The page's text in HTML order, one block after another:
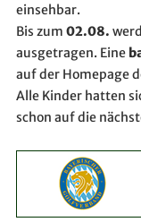
einsehbar.
Bis zum 02.08.
ausgetragen. Eine
auf der Homepage
Alle Kinder hatten
schon auf die